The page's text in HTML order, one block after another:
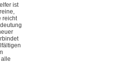
ist
reicht